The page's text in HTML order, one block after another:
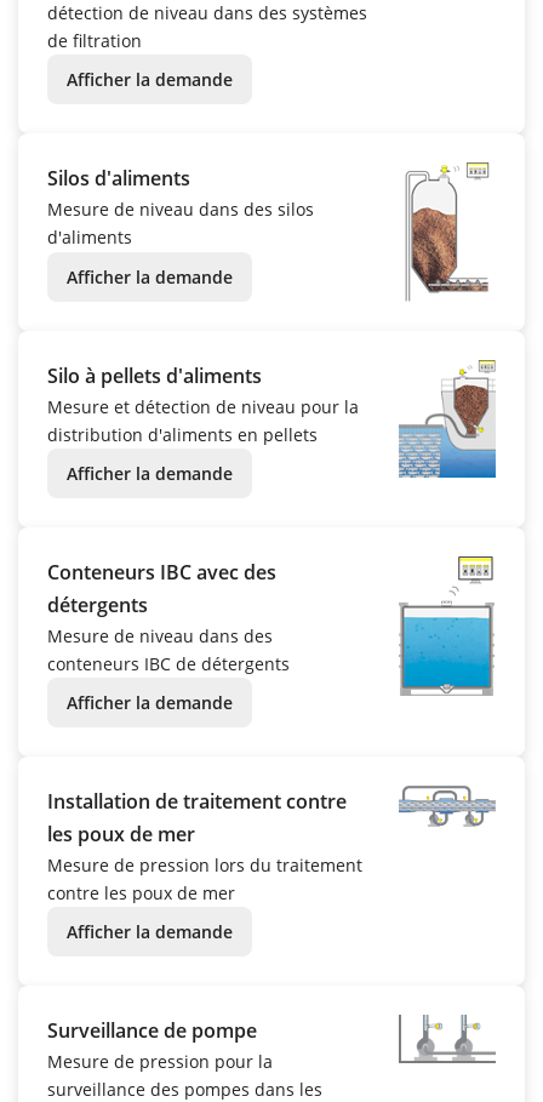
détection de niveau dans des systèmes
de filtration
Afficher la demande
Silos d'aliments
Mesure de niveau dans des silos
d'aliments
Afficher la demande
Silo à pellets d'aliments
Mesure et détection de niveau pour la
distribution d'aliments en pellets
Afficher la demande
Conteneurs IBC avec des
détergents
Mesure de niveau dans des
conteneurs IBC de détergents
Afficher la demande
Installation de traitement contre
les poux de mer
Mesure de pression lors du traitement
contre les poux de mer
Afficher la demande
Surveillance de pompe
Mesure de pression pour la
surveillance des pompes dans les